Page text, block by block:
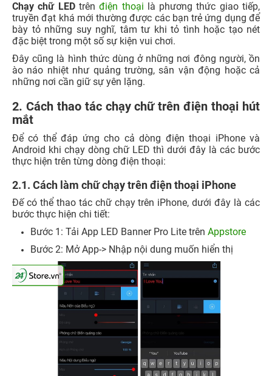
Chạy chữ LEDtrênđiện thoại là phương thức giao tiếp,
truyền đạt khá mới thường được các bạn trẻ ứng dụng để
bày tỏ những suy nghĩ, tâm tư khi tỏ tình hoặc tạo nét
đặc biệt trong một số sự kiện vui chơi.
Đây cũng là hình thức dùng ở những nơi đông người, ồn
ào náo nhiệt như quảng trường, sân vận động hoặc cả
những nơi cần giữ sự yên lặng.
2. Cách thao tác chạy chữ trên điện thoại hút
mắt
Để có thể đáp ứng cho cả dòng điện thoại iPhone và
Android khi chạy dòng chữ LED thì dưới đây là các bước
thực hiện trên từng dòng điện thoại:
2.1. Cách làm chữ chạy trên điện thoại iPhone
Đế có thể thao tác chữ chạy trên iPhone, dưới đây là các
bước thực hiện chi tiết:
Bước 1: Tải App LED Banner Pro Lite trên Appstore
Bước 2: Mở App-> Nhập nội dung muốn hiển thị